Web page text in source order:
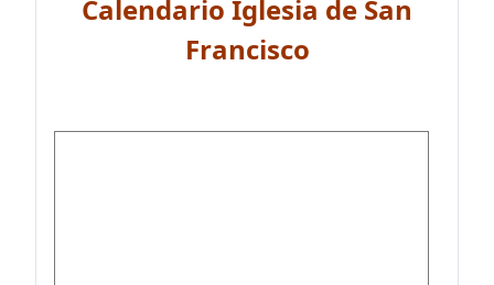
Calendario Iglesia de San
Francisco